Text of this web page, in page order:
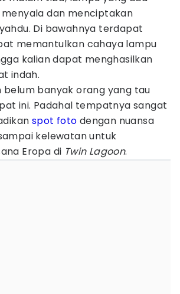
dan menciptakan
Di bawahnya terdapat
memantulkan cahaya lampu
kalian dapat menghasilkan
indah.
belum banyak orang yang tau
ini. Padahal tempatnya sangat
spot foto dengan nuansa
kelewatan untuk
Eropa di Twin Lagoon.